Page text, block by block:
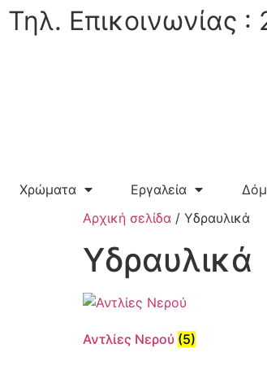
Τηλ. Επικοινωνίας
Χρώματα Εργαλεία
Αρχική σελίδα / Υδραυλικά
Υδραυλικά
Αντλίες Νερού (5)